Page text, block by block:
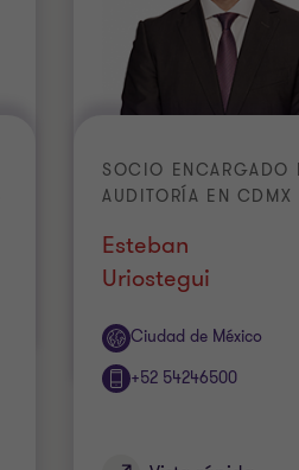
Esteban
Uriostegui
SOCIO ENCARGADO
AUDITORÍA EN CDMX
Ciudad de México
Oficina
+52 54246500